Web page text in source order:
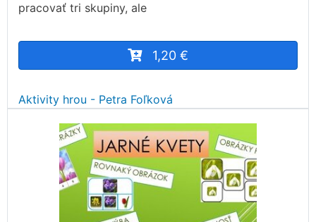
pracovať tri skupiny, ale
1,20 €
Aktivity hrou - Petra Foľková